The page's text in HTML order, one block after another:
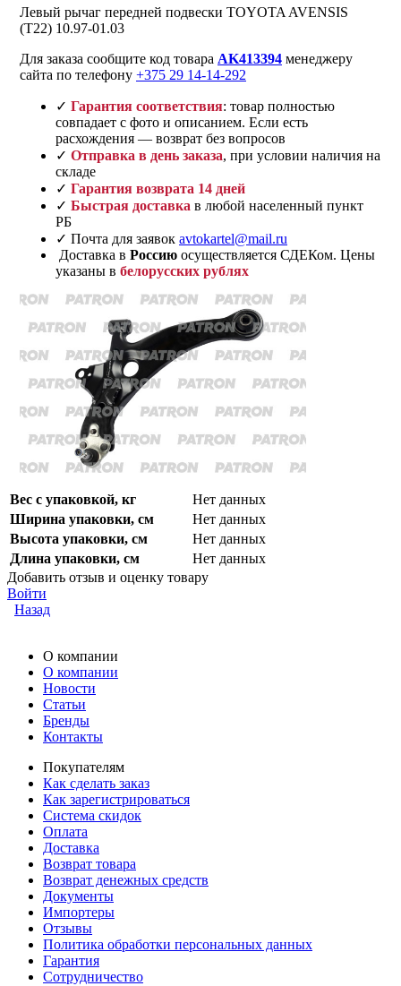
Левый рычаг передней подвески TOYOTA AVENSIS
(T22) 10.97-01.03
Для заказа сообщите код товара AK413394 менеджеру
сайта по телефону +375 29 14-14-292
✓ Гарантия соответствия: товар полностью
совпадает с фото и описанием. Если есть
расхождения — возврат без вопросов
✓ Отправка в день заказа, при условии наличия на
складе
✓ Гарантия возврата 14 дней
✓ Быстрая доставка в любой населенный пункт
РБ
✓ Почта для заявок avtokartel@mail.ru
Доставка в Россию осуществляется СДЕКом. Цены
указаны в белорусских рублях
Вес с упаковкой, кг
Нет данных
Ширина упаковки, см
Нет данных
Высота упаковки, см
Нет данных
Длина упаковки, см
Нет данных
Добавить отзыв и оценку товару
Войти
Назад
О компании
О компании
Новости
Статьи
Бренды
Контакты
Покупателям
Как сделать заказ
Как зарегистрироваться
Система скидок
Оплата
Доставка
Возврат товара
Возврат денежных средств
Документы
Импортеры
Отзывы
Политика обработки персональных данных
Гарантия
Сотрудничество